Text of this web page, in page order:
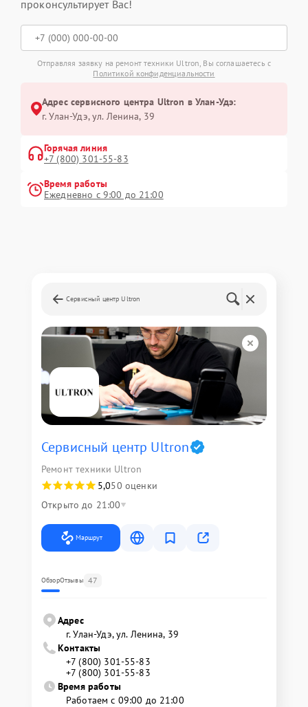
проконсультирует Вас!
Отправляя заявку на ремонт техники Ultron, Вы соглашаетесь с
Политикой конфиденциальности
Адрес сервисного центра Ultron в Улан-Удэ:
г. Улан-Удэ, ул. Ленина, 39
Горячая линия
+7 (800) 301-55-83
Время работы
Ежедневно с 9:00 до 21:00
Сервисный центр Ultron
Сервисный центр Ultron
Ремонт техники Ultron
5,050 оценки
Открыто до 21:00
Маршрут
ОбзорОтзывы 47
Адрес
г. Улан-Удэ, ул. Ленина, 39
Контакты
+7 (800) 301-55-83
+7 (800) 301-55-83
Время работы
Работаем с 09:00 до 21:00